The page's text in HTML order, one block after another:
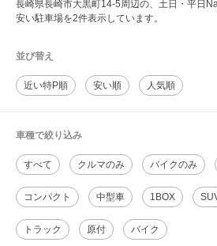
長崎県長崎市大黒町14-5周辺の、土日・平日
安い駐車場を2件表示しています。
並び替え
近い特P順 安い順 人気順
車種で絞り込み
すべて クルマのみ バイクのみ
コンパクト 中型車 1BOX
トラック 原付 バイク